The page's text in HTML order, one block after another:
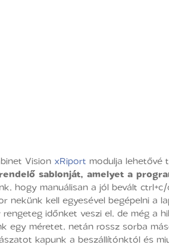
Vision xRiport modulja lehetővé
sablonját, amelyet a
hogy manuálisan a jól bevált
nekünk kell egyesével begépelni a
időnket veszi el, de még a
egy méretet, netán rossz sorba
kapunk a beszállítónktól és